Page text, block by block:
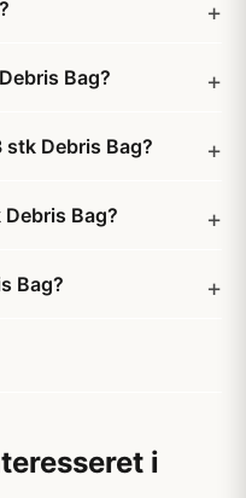
Bag?
Debris Bag?
Bag?
Bag?
i